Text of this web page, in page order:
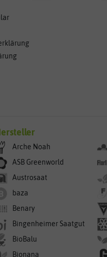
Arche Noah
ASB Greenworld
Austrosaat
baza
Benary
Bingenheimer Saatgut
BioBalu
Bionana